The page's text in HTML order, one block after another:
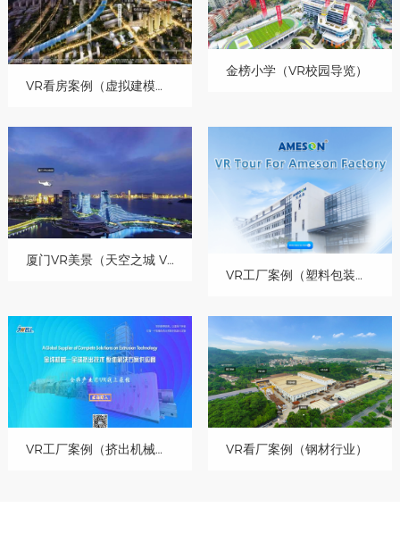
VR看房案例（虚拟建模加实景）
金榜小学（VR校园导览）
厦门VR美景（天空之城 VR视觉）
VR工厂案例（塑料包装行业-英文版）
VR工厂案例（挤出机械设备） VR看厂案例（钢材行业）